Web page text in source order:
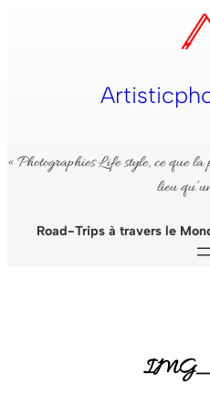
« Photographies Life style, ce que
lieu
Road-Trips à travers le